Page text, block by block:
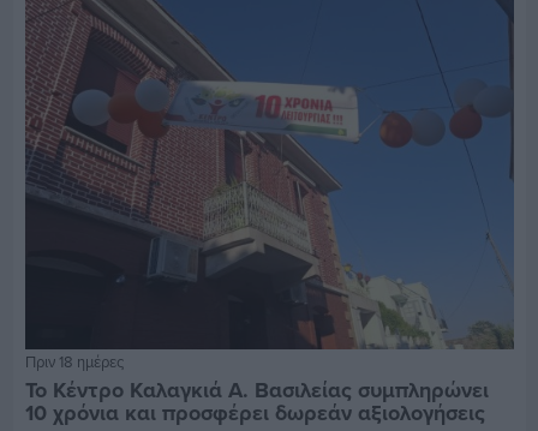
Πριν 18 ημέρες
Το Κέντρο Καλαγκιά Α. Βασιλείας συμπληρώνει
10 χρόνια και προσφέρει δωρεάν αξιολογήσεις